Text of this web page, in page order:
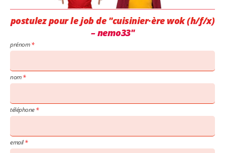
postulez pour le job de "cuisinier·ère wok (h/f/x)
– nemo33"
prénom
nom
téléphone
email